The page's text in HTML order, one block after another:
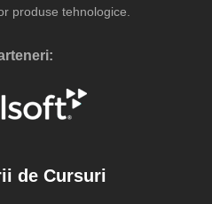
produse tehnologice.
de Cursuri